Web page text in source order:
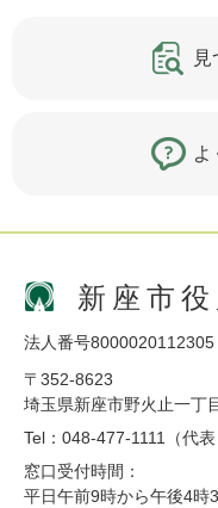
よ
新座市役
法人番号8000020112305
〒352-8623
埼玉県新座市野火止一丁
Tel：048-477-1111（代表
窓口受付時間：
平日午前9時から午後4時